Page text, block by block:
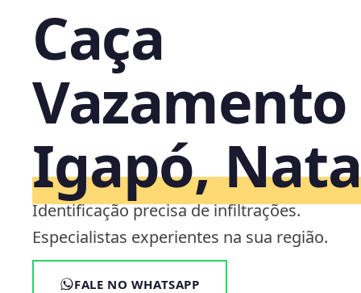
Caça
Igapó,
Identificação precisa de infiltrações.
Especialistas experientes na sua região.
FALE NO WHATSAPP